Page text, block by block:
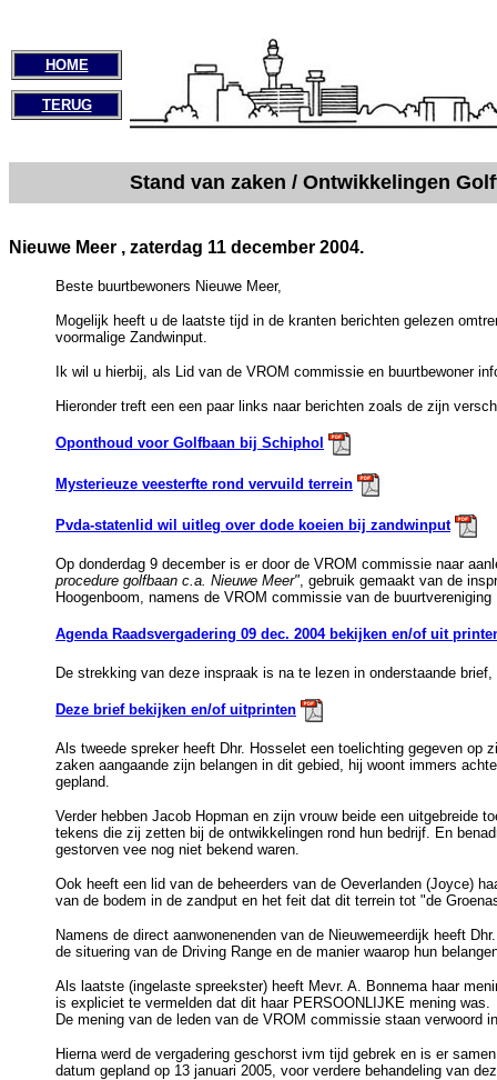
HOME
TERUG
Stand van zaken / Ontwikkelingen
Nieuwe Meer , zaterdag 11 december 2004.
Beste buurtbewoners Nieuwe Meer,
Mogelijk heeft u de laatste tijd in de kranten berichten gelezen
voormalige Zandwinput.
Ik wil u hierbij, als Lid van de VROM commissie en buurtbewoner
Hieronder treft een een paar links naar berichten zoals de zijn
Oponthoud voor Golfbaan bij Schiphol
Mysterieuze veesterfte rond vervuild terrein
Pvda-statenlid wil uitleg over dode koeien bij zandwinput
Op donderdag 9 december is er door de VROM commissie naar
procedure golfbaan c.a. Nieuwe Meer", gebruik gemaakt van de
Hoogenboom, namens de VROM commissie van de buurtvereniging
Agenda Raadsvergadering 09 dec. 2004 bekijken en/of uit
De strekking van deze inspraak is na te lezen in onderstaande
Deze brief bekijken en/of uitprinten
Als tweede spreker heeft Dhr. Hosselet een toelichting gegeven op
zaken aangaande zijn belangen in dit gebied, hij woont immers
gepland.
Verder hebben Jacob Hopman en zijn vrouw beide een uitgebreide
tekens die zij zetten bij de ontwikkelingen rond hun bedrijf. En
gestorven vee nog niet bekend waren.
Ook heeft een lid van de beheerders van de Oeverlanden (Joyce)
van de bodem in de zandput en het feit dat dit terrein tot "de
Namens de direct aanwonenenden van de Nieuwemeerdijk heeft
de situering van de Driving Range en de manier waarop hun
Als laatste (ingelaste spreekster) heeft Mevr. A. Bonnema haar
is expliciet te vermelden dat dit haar PERSOONLIJKE mening was.
De mening van de leden van de VROM commissie staan verwoord
Hierna werd de vergadering geschorst ivm tijd gebrek en is er
datum gepland op 13 januari 2005, voor verdere behandeling van